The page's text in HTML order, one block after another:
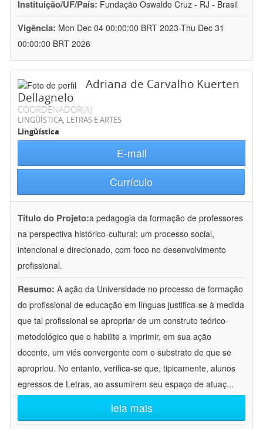
Instituição/UF/País: Fundação Oswaldo Cruz - RJ - Brasil
Vigência: Mon Dec 04 00:00:00 BRT 2023-Thu Dec 31
00:00:00 BRT 2026
Adriana de Carvalho Kuerten
Dellagnelo
COORDENADOR(A)
LINGÜÍSTICA, LETRAS E ARTES
Lingüística
E-mail
Currículo
Título do Projeto:a pedagogia da formação de professores
na perspectiva histórico-cultural: um processo social,
intencional e direcionado, com foco no desenvolvimento
profissional.
Resumo: A ação da Universidade no processo de formação
do profissional de educação em línguas justifica-se à medida
que tal profissional se apropriar de um construto teórico-
metodológico que o habilite a imprimir, em sua ação
docente, um viés convergente com o substrato de que se
apropriou. No entanto, verifica-se que, tipicamente, alunos
egressos de Letras, ao assumirem seu espaço de atuaç...
leia mais